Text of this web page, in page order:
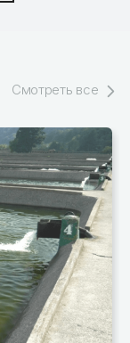
Смотреть все